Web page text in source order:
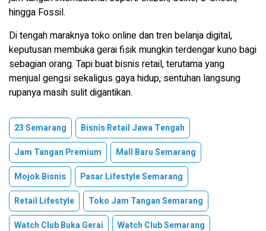
hingga Fossil.
Di tengah maraknya toko online dan tren belanja digital,
keputusan membuka gerai fisik mungkin terdengar kuno bagi
sebagian orang. Tapi buat bisnis retail, terutama yang
menjual gengsi sekaligus gaya hidup, sentuhan langsung
rupanya masih sulit digantikan.
23 Semarang
Bisnis Retail Jawa Tengah
Jam Tangan Premium
Mall Baru Semarang
Mojok Bisnis
Pasar Lifestyle Semarang
Retail Lifestyle
Toko Jam Tangan Semarang
Watch Club Buka Gerai
Watch Club Semarang